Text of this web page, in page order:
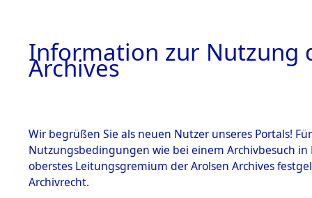
Information zur Nutzung
Archives
Wir begrüßen Sie als neuen Nutzer unseres Portals!
Nutzungsbedingungen wie bei einem Archivbesuch
oberstes Leitungsgremium der Arolsen Archives
Archivrecht.